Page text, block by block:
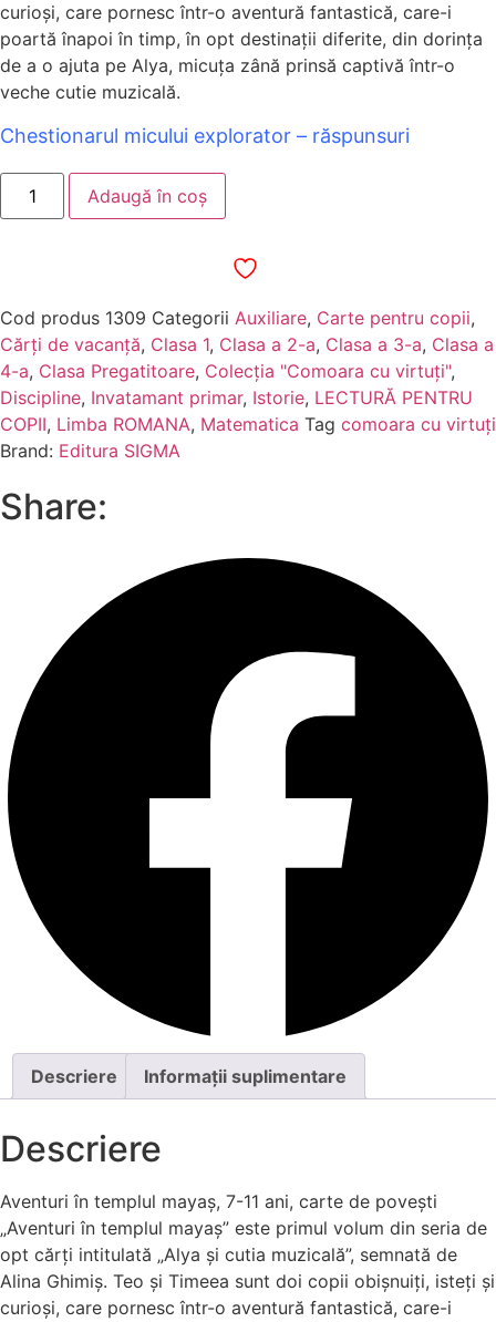
curioşi, care pornesc într-o aventură fantastică, care-i
poartă înapoi în timp, în opt destinaţii diferite, din dorinţa
de a o ajuta pe Alya, micuţa zână prinsă captivă într-o
veche cutie muzicală.
Chestionarul micului explorator – răspunsuri
Cantitate
Alya
şi
în
templul
mayaş
-
Alina
Ghimiș
Adaugă în coș
Cod produs 1309 Categorii Auxiliare, Carte pentru copii,
Cărți de vacanță, Clasa 1, Clasa a 2-a, Clasa a 3-a, Clasa a
4-a, Clasa Pregatitoare, Colecția "Comoara cu virtuți",
Discipline, Invatamant primar, Istorie, LECTURĂ PENTRU
COPII, Limba ROMANA, Matematica Tag comoara cu virtuți
Brand: Editura SIGMA
Share:
Descriere Informații suplimentare
Descriere
Aventuri în templul mayaş, 7-11 ani, carte de poveşti
„Aventuri în templul mayaş” este primul volum din seria de
opt cărţi intitulată „Alya şi cutia muzicală”, semnată de
Alina Ghimiş. Teo şi Timeea sunt doi copii obişnuiţi, isteţi şi
curioşi, care pornesc într-o aventură fantastică, care-i